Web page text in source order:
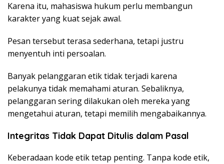
Karena itu, mahasiswa hukum perlu membangun
karakter yang kuat sejak awal.
Pesan tersebut terasa sederhana, tetapi justru
menyentuh inti persoalan.
Banyak pelanggaran etik tidak terjadi karena
pelakunya tidak memahami aturan. Sebaliknya,
pelanggaran sering dilakukan oleh mereka yang
mengetahui aturan, tetapi memilih mengabaikannya.
Integritas Tidak Dapat Ditulis dalam Pasal
Keberadaan kode etik tetap penting. Tanpa kode etik,